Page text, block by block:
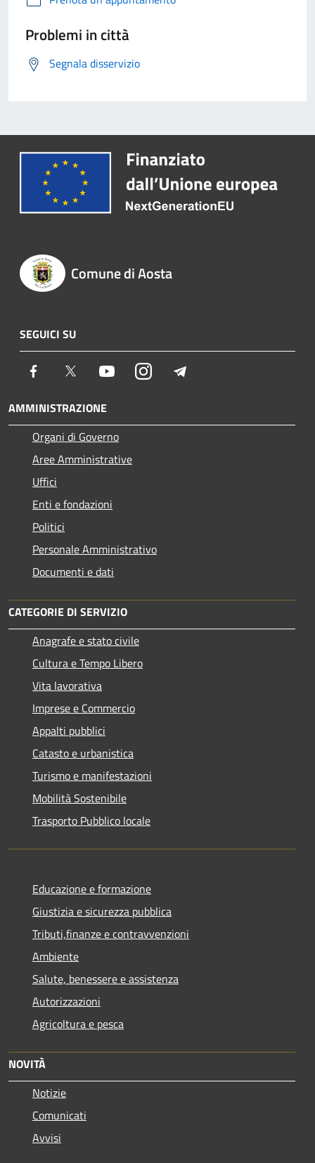
Problemi in città
Segnala disservizio
Comune di Aosta
SEGUICI SU
Facebook Twitter YoutubeInstagram
AMMINISTRAZIONE
Organi di Governo
Aree Amministrative
Uffici
Enti e fondazioni
Politici
Personale Amministrativo
Documenti e dati
CATEGORIE DI SERVIZIO
Anagrafe e stato civile
Cultura e Tempo Libero
Vita lavorativa
Imprese e Commercio
Appalti pubblici
Catasto e urbanistica
Turismo e manifestazioni
Mobilità Sostenibile
Trasporto Pubblico locale
Educazione e formazione
Giustizia e sicurezza pubblica
Tributi,finanze e contravvenzioni
Ambiente
Salute, benessere e assistenza
Autorizzazioni
Agricoltura e pesca
NOVITÀ
Notizie
Comunicati
Avvisi